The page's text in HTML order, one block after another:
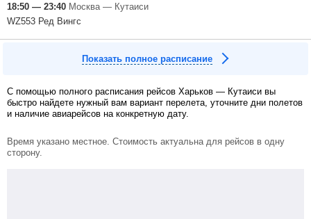
18:50 — 23:40 Москва — Кутаиси
WZ553 Ред Вингс
Показать полное расписание
С помощью полного расписания рейсов Харьков — Кутаиси вы
быстро найдете нужный вам вариант перелета, уточните дни полетов
и наличие авиарейсов на конкретную дату.
Время указано местное. Стоимость актуальна для рейсов в одну
сторону.